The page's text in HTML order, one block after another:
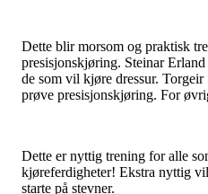
Dette blir morsom og praktisk
presisjonskjøring. Steinar
de som vil kjøre dressur. Torgeir
prøve presisjonskjøring. For
Dette er nyttig trening for alle
kjøreferdigheter! Ekstra nyttig
starte på stevner.